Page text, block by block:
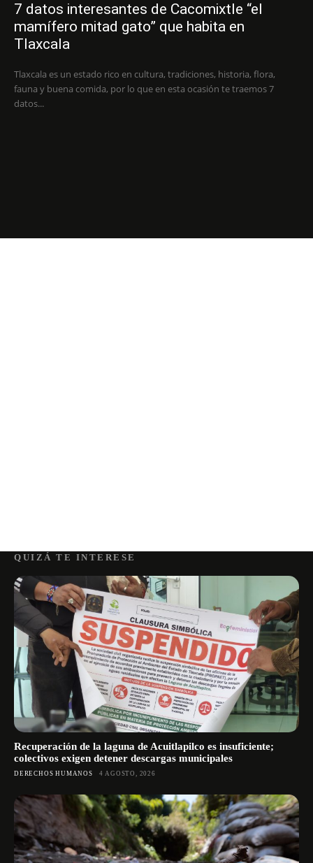
7 datos interesantes de Cacomixtle “el
mamífero mitad gato” que habita en
Tlaxcala
Tlaxcala es un estado rico en cultura, tradiciones, historia, flora,
fauna y buena comida, por lo que en esta ocasión te traemos 7
datos...
QUIZÁ TE INTERESE
Recuperación de la laguna de Acuitlapilco es insuficiente;
colectivos exigen detener descargas municipales
DERECHOS HUMANOS 4 AGOSTO, 2026